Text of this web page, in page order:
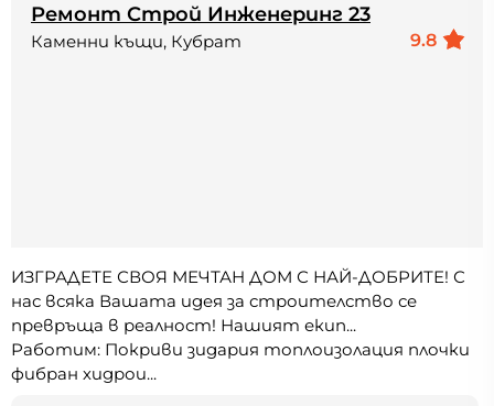
Ремонт Строй Инженеринг 23
9.8
Каменни къщи, Кубрат
ИЗГРАДЕТЕ СВОЯ МЕЧТАН ДОМ С НАЙ-ДОБРИТЕ! С
нас всяка Вашата идея за строителство се
превръща в реалност! Нашият екип...
Работим: Покриви зидария топлоизолация плочки
фибран хидрои...